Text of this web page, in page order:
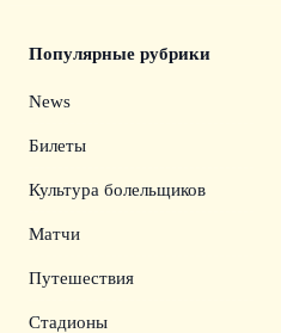
Популярные рубрики
News
Билеты
Культура болельщиков
Матчи
Путешествия
Стадионы